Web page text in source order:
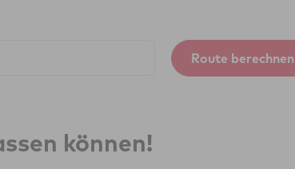
Route berechnen
können!